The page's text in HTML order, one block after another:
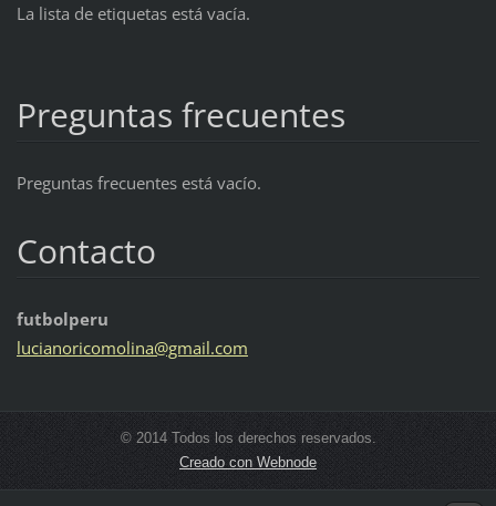
La lista de etiquetas está vacía.
Preguntas frecuentes
Preguntas frecuentes está vacío.
Contacto
futbolperu
lucianoricomolina@gmail.com
© 2014 Todos los derechos reservados.
Creado con Webnode